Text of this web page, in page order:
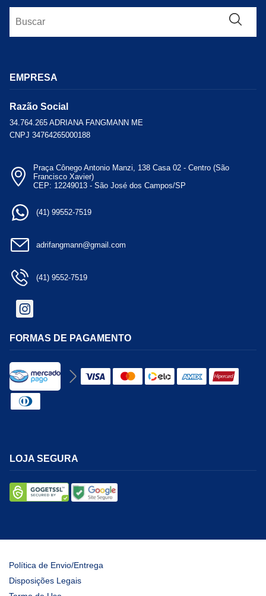
EMPRESA
Razão Social
34.764.265 ADRIANA FANGMANN ME
CNPJ 34764265000188
Praça Cônego Antonio Manzi, 138 Casa 02 - Centro (São
Francisco Xavier)
CEP: 12249013 - São José dos Campos/SP
(41) 99552-7519
adrifangmann@gmail.com
(41) 9552-7519
FORMAS DE PAGAMENTO
LOJA SEGURA
Política de Envio/Entrega
Disposições Legais